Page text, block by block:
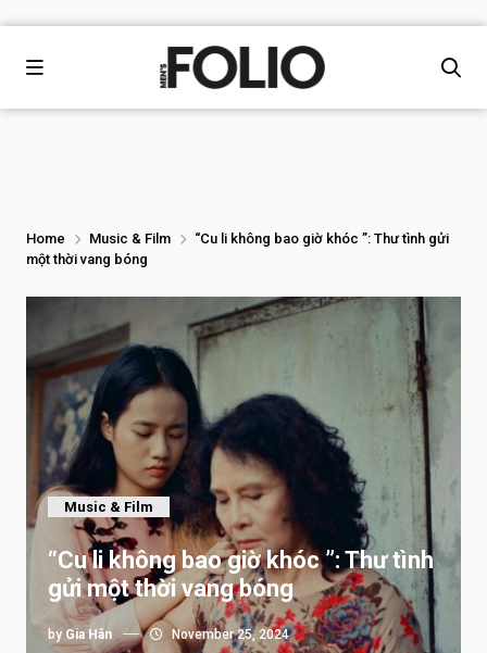
Home Music & Film
“Cu li không bao giờ khóc ”: Thư tình gửi
một thời vang bóng
Music & Film
“Cu li không bao giờ khóc ”: Thư tình
gửi một thời vang bóng
by Gia Hân November 25, 2024